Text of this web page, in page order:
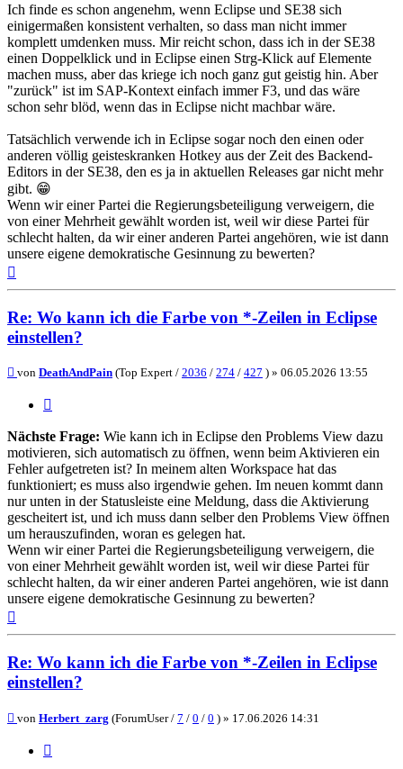
Ich finde es schon angenehm, wenn Eclipse und SE38 sich
einigermaßen konsistent verhalten, so dass man nicht immer
komplett umdenken muss. Mir reicht schon, dass ich in der SE38
einen Doppelklick und in Eclipse einen Strg-Klick auf Elemente
machen muss, aber das kriege ich noch ganz gut geistig hin. Aber
"zurück" ist im SAP-Kontext einfach immer F3, und das wäre
schon sehr blöd, wenn das in Eclipse nicht machbar wäre.
Tatsächlich verwende ich in Eclipse sogar noch den einen oder
anderen völlig geisteskranken Hotkey aus der Zeit des Backend-
Editors in der SE38, den es ja in aktuellen Releases gar nicht mehr
gibt. 😁
Wenn wir einer Partei die Regierungsbeteiligung verweigern, die
von einer Mehrheit gewählt worden ist, weil wir diese Partei für
schlecht halten, da wir einer anderen Partei angehören, wie ist dann
unsere eigene demokratische Gesinnung zu bewerten?
Re: Wo kann ich die Farbe von *-Zeilen in Eclipse
einstellen?
Beitrag
von DeathAndPain (Top Expert / 2036 / 274 / 427 ) » 06.05.2026 13:55
Nächste Frage: Wie kann ich in Eclipse den Problems View dazu
motivieren, sich automatisch zu öffnen, wenn beim Aktivieren ein
Fehler aufgetreten ist? In meinem alten Workspace hat das
funktioniert; es muss also irgendwie gehen. Im neuen kommt dann
nur unten in der Statusleiste eine Meldung, dass die Aktivierung
gescheitert ist, und ich muss dann selber den Problems View öffnen
um herauszufinden, woran es gelegen hat.
Wenn wir einer Partei die Regierungsbeteiligung verweigern, die
von einer Mehrheit gewählt worden ist, weil wir diese Partei für
schlecht halten, da wir einer anderen Partei angehören, wie ist dann
unsere eigene demokratische Gesinnung zu bewerten?
Re: Wo kann ich die Farbe von *-Zeilen in Eclipse
einstellen?
Beitrag
von Herbert_zarg (ForumUser / 7 / 0 / 0 ) » 17.06.2026 14:31